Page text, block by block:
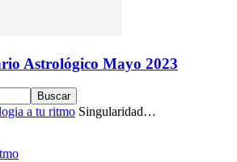
Astrológico Mayo 2023
a tu ritmo Singularidad…